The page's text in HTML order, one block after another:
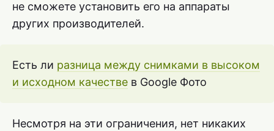
не сможете установить его на аппараты
других производителей.
Есть ли разница между снимками в высоком
и исходном качестве в Google Фото
Несмотря на эти ограничения, нет никаких